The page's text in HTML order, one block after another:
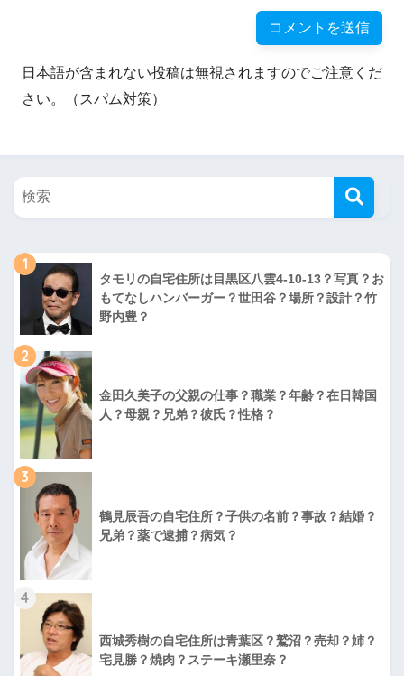
日本語が含まれない投稿は無視されますのでご注意くだ
さい。（スパム対策）
1
タモリの自宅住所は目黒区八雲4-10-13？写真？お
もてなしハンバーガー？世田谷？場所？設計？竹
野内豊？
2
金田久美子の父親の仕事？職業？年齢？在日韓国
人？母親？兄弟？彼氏？性格？
3
鶴見辰吾の自宅住所？子供の名前？事故？結婚？
兄弟？薬で逮捕？病気？
4
西城秀樹の自宅住所は青葉区？鷲沼？売却？姉？
宅見勝？焼肉？ステーキ瀬里奈？